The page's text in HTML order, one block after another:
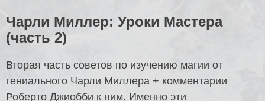
Чарли Миллер: Уроки Мастера
(часть 2)
Вторая часть советов по изучению магии от
гениального Чарли Миллера + комментарии
Роберто Джиобби к ним. Именно эти